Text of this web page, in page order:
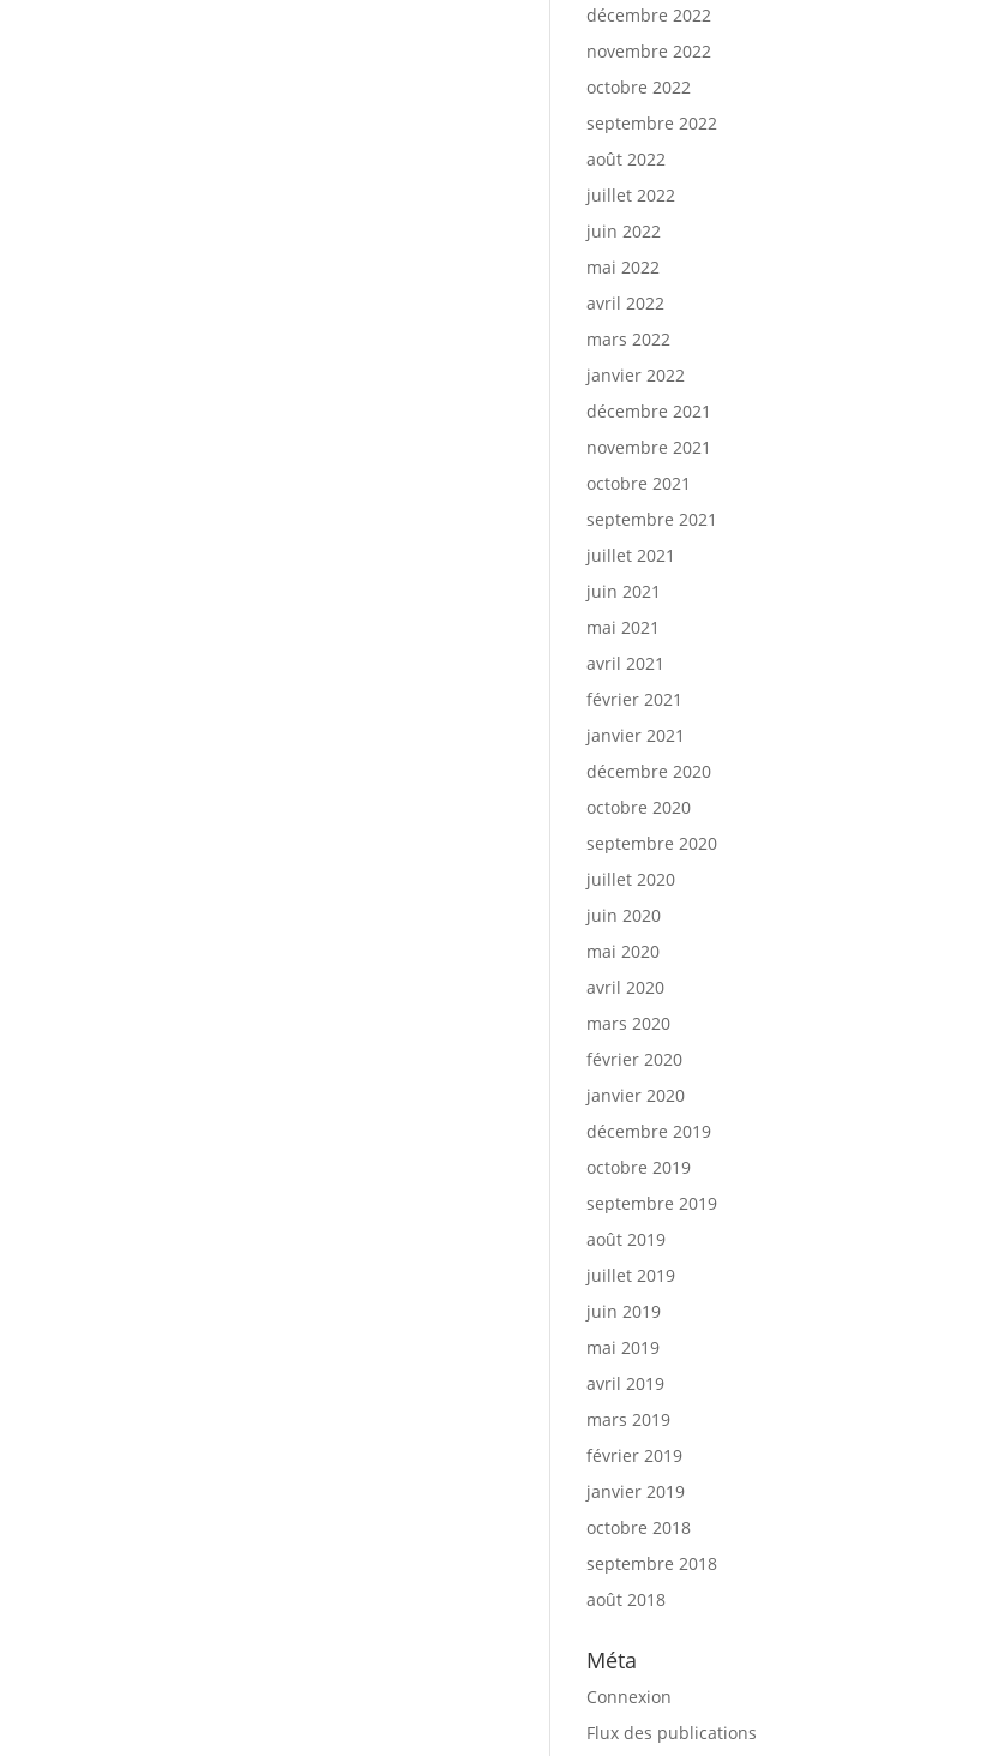
décembre 2022
novembre 2022
octobre 2022
septembre 2022
août 2022
juillet 2022
juin 2022
mai 2022
avril 2022
mars 2022
janvier 2022
décembre 2021
novembre 2021
octobre 2021
septembre 2021
juillet 2021
juin 2021
mai 2021
avril 2021
février 2021
janvier 2021
décembre 2020
octobre 2020
septembre 2020
juillet 2020
juin 2020
mai 2020
avril 2020
mars 2020
février 2020
janvier 2020
décembre 2019
octobre 2019
septembre 2019
août 2019
juillet 2019
juin 2019
mai 2019
avril 2019
mars 2019
février 2019
janvier 2019
octobre 2018
septembre 2018
août 2018
Méta
Connexion
Flux des publications